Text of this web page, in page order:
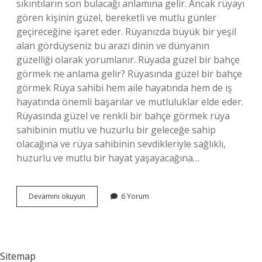
sıkıntıların son bulacağı anlamına gelir. Ancak rüyayı
gören kişinin güzel, bereketli ve mutlu günler
geçireceğine işaret eder. Rüyanızda büyük bir yeşil
alan gördüyseniz bu arazi dinin ve dünyanın
güzelliği olarak yorumlanır. Rüyada güzel bir bahçe
görmek ne anlama gelir? Rüyasında güzel bir bahçe
görmek Rüya sahibi hem aile hayatında hem de iş
hayatında önemli başarılar ve mutluluklar elde eder.
Rüyasında güzel ve renkli bir bahçe görmek rüya
sahibinin mutlu ve huzurlu bir geleceğe sahip
olacağına ve rüya sahibinin sevdikleriyle sağlıklı,
huzurlu ve mutlu bir hayat yaşayacağına…
Devamını okuyun
Yeşillik
6 Yorum
Sitemap